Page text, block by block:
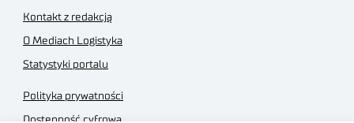
Kontakt z redakcją
O Mediach Logistyka
Statystyki portalu
Polityka prywatności
Dostępność cyfrowa